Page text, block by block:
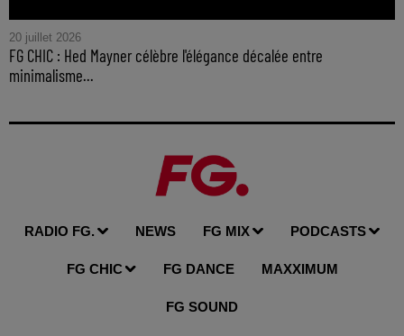
20 juillet 2026
FG CHIC : Hed Mayner célèbre l'élégance décalée entre
minimalisme...
RADIO FG. NEWS FG MIX PODCASTS
FG CHIC FG DANCE MAXXIMUM
FG SOUND